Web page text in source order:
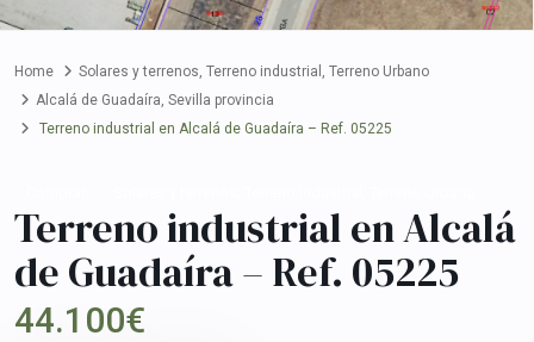
Home Solares y terrenos, Terreno industrial , Terreno Urbano
Alcalá de Guadaíra, Sevilla provincia
Terreno industrial en Alcalá de Guadaíra – Ref. 05225
Terreno industrial en Alcalá
de Guadaíra – Ref. 05225
44.100€